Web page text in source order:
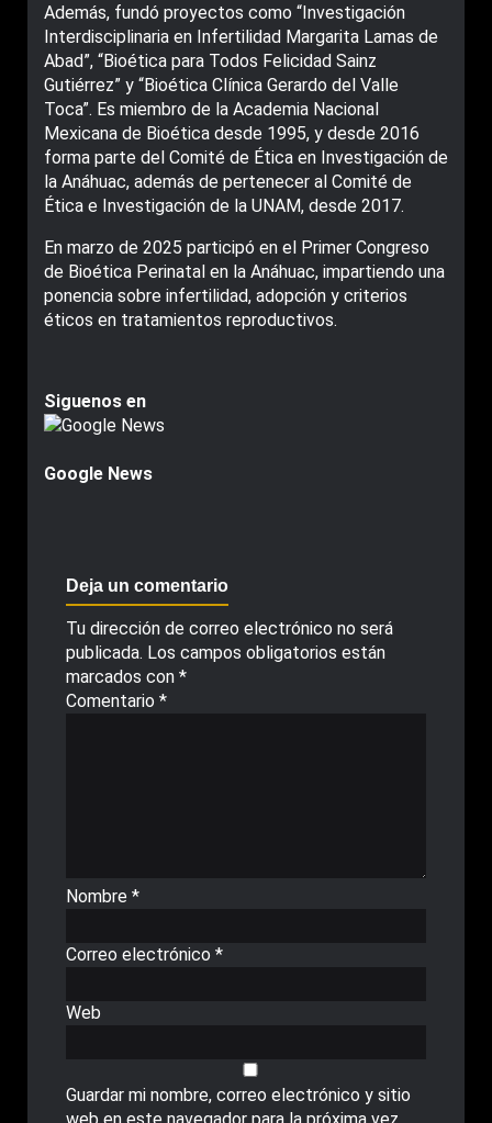
Además, fundó proyectos como “Investigación
Interdisciplinaria en Infertilidad Margarita Lamas de
Abad”, “Bioética para Todos Felicidad Sainz
Gutiérrez” y “Bioética Clínica Gerardo del Valle
Toca”. Es miembro de la Academia Nacional
Mexicana de Bioética desde 1995, y desde 2016
forma parte del Comité de Ética en Investigación de
la Anáhuac, además de pertenecer al Comité de
Ética e Investigación de la UNAM, desde 2017.
En marzo de 2025 participó en el Primer Congreso
de Bioética Perinatal en la Anáhuac, impartiendo una
ponencia sobre infertilidad, adopción y criterios
éticos en tratamientos reproductivos.
Siguenos en
Google News
Deja un comentario
Tu dirección de correo electrónico no será
publicada. Los campos obligatorios están
marcados con *
Comentario *
Nombre *
Correo electrónico *
Web
Guardar mi nombre, correo electrónico y sitio